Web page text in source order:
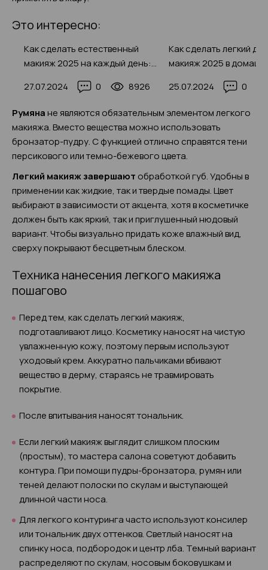
Это интересно:
Как сделать естественный
макияж 2025 на каждый день:
глаз (с фото-примерами)
27.07.2024 0 8926
Как сделать легкий
макияж 2025 в
инструкция с фото-
25.07.2024 0
Румянане являются обязательным элементом легкого
макияжа. Вместо вещества можно использовать
бронзатор-пудру. С функцией отлично справятся тени
персикового или темно-бежевого цвета.
Легкий макияж завершают обработкой губ. Удобны в
применении как жидкие, так и твердые помады. Цвет
выбирают в зависимости от акцента, хотя в косметичке
должен быть как яркий, так и приглушенный нюдовый
вариант. Чтобы визуально придать коже влажный вид,
сверху покрывают бесцветным блеском.
Техника нанесения легкого макияжа
пошагово
Перед тем, как сделать легкий макияж,
подготавливают лицо. Косметику наносят на чистую
увлажненную кожу, поэтому первым используют
уходовый крем. Аккуратно пальчиками вбивают
вещество в дерму, стараясь не травмировать
покрытие.
После впитывания наносят тональник.
Если легкий макияж выглядит слишком плоским
(простым), то мастера салона советуют добавить
контура. При помощи пудры-бронзатора, румян или
теней делают полоски по скулам и выступающей
длинной части носа.
Для легкого контуринга часто используют консилер
или тональник двух оттенков. Светлый наносят на
спинку носа, подбородок и центр лба. Темный вариант
распределяют по скулам, носовым боковушкам и